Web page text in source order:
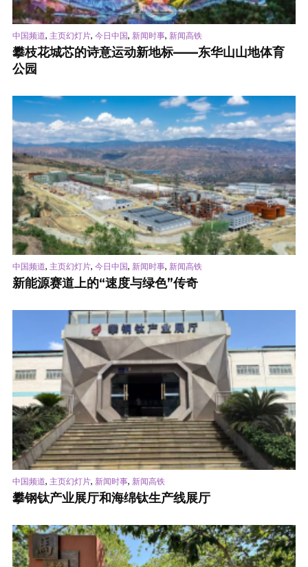
中国频道, 主页幻灯片, 今日中国, 新闻时事, 新闻高铁
攀枝花城芯的诗意运动新地标——东华山山地体育
公园
中国频道, 主页幻灯片, 今日中国, 新闻时事, 新闻高铁
新能源赛道上的“速度与绿色”传奇
中国频道, 主页幻灯片, 新闻时事, 新闻高铁
攀钢钛产业展厅和海绵钛生产线展厅